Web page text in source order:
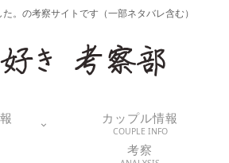
。の考察サイトです（一部ネタバレ含む）
カップル情報
COUPLE INFO
考察